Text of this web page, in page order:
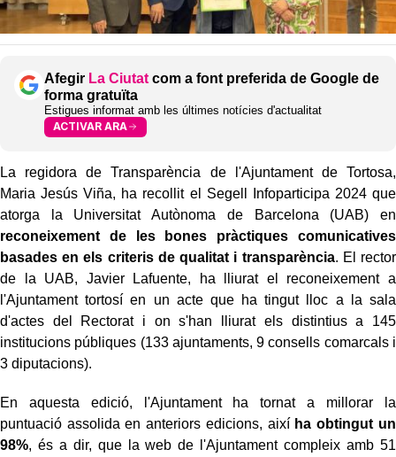
Afegir La Ciutat com a font preferida de Google de
forma gratuïta
Estigues informat amb les últimes notícies d'actualitat
ACTIVAR ARA
La regidora de Transparència de l'Ajuntament de Tortosa,
Maria Jesús Viña, ha recollit el Segell Infoparticipa 2024 que
atorga la Universitat Autònoma de Barcelona (UAB) en
reconeixement de les bones pràctiques comunicatives
basades en els criteris de qualitat i transparència. El rector
de la UAB, Javier Lafuente, ha lliurat el reconeixement a
l'Ajuntament tortosí en un acte que ha tingut lloc a la sala
d'actes del Rectorat i on s'han lliurat els distintius a 145
institucions públiques (133 ajuntaments, 9 consells comarcals i
3 diputacions).
En aquesta edició, l'Ajuntament ha tornat a millorar la
puntuació assolida en anteriors edicions, així ha obtingut un
98%, és a dir, que la web de l'Ajuntament compleix amb 51